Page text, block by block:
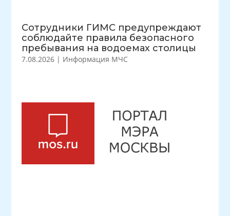
Сотрудники ГИМС предупреждают
соблюдайте правила безопасного
пребывания на водоемах столицы
7.08.2026 | Информация МЧС